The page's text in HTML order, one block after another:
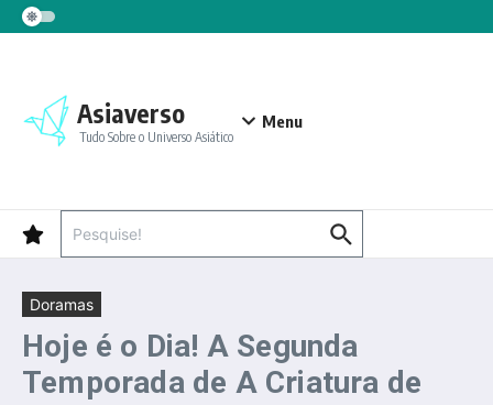
Ir para o conteúdo
Asiaverso
Tudo Sobre o Universo Asiático
Menu
Doramas
Hoje é o Dia! A Segunda
Temporada de A Criatura de